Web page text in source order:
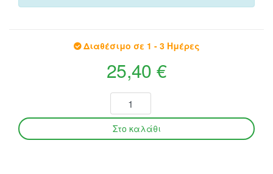
Διαθέσιμο σε 1 - 3 Ημέρες
25,40 €